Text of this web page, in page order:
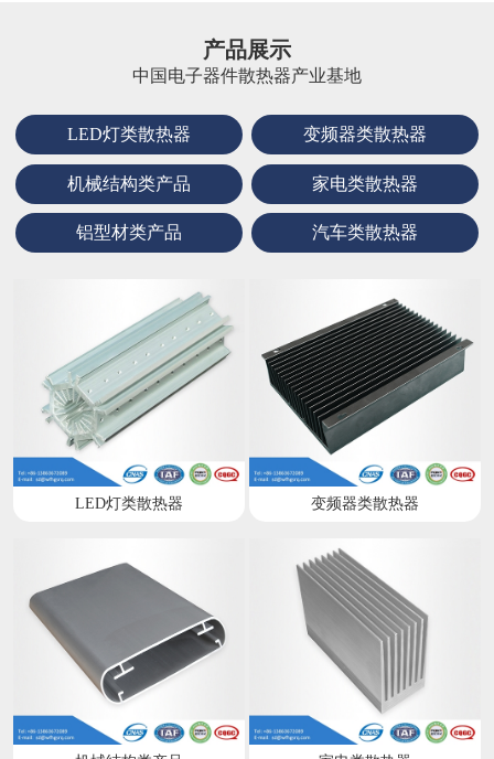
产品展示
中国电子器件散热器产业基地
LED灯类散热器 变频器类散热器
机械结构类产品 家电类散热器
铝型材类产品 汽车类散热器
LED灯类散热器 变频器类散热器